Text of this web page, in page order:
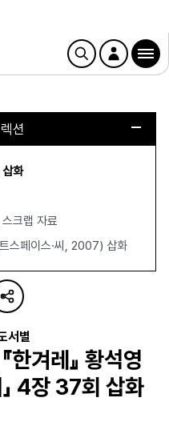
션
삽화
스크랩 자료
스페이스·씨, 2007) 삽화
서별
겨레』 황석영
4장 37회 삽화